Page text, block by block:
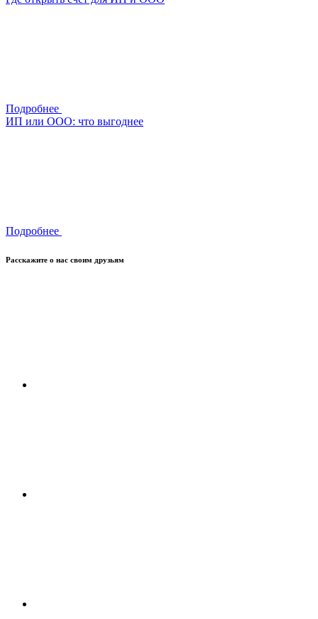
Подробнее
ИП или ООО: что выгоднее
Подробнее
Расскажите о нас своим друзьям